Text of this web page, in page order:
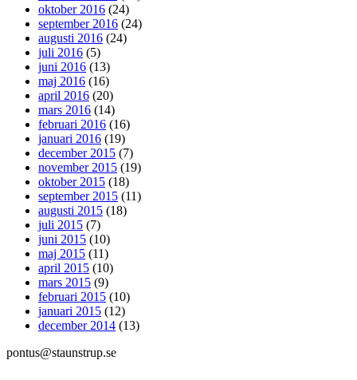
oktober 2016 (24)
september 2016 (24)
augusti 2016 (24)
juli 2016 (5)
juni 2016 (13)
maj 2016 (16)
april 2016 (20)
mars 2016 (14)
februari 2016 (16)
januari 2016 (19)
december 2015 (7)
november 2015 (19)
oktober 2015 (18)
september 2015 (11)
augusti 2015 (18)
juli 2015 (7)
juni 2015 (10)
maj 2015 (11)
april 2015 (10)
mars 2015 (9)
februari 2015 (10)
januari 2015 (12)
december 2014 (13)
pontus@staunstrup.se